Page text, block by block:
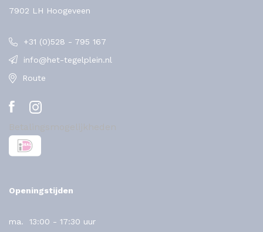
7902 LH Hoogeveen
+31 (0)528 - 795 167
info@het-tegelplein.nl
Route
Openingstijden
ma.
13:00 - 17:30 uur